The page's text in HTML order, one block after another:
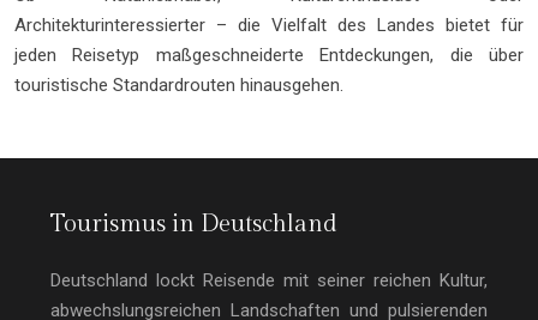
Architekturinteressierter – die Vielfalt des Landes bietet für
jeden Reisetyp maßgeschneiderte Entdeckungen, die über
touristische Standardrouten hinausgehen.
Tourismus in Deutschland
Deutschland lockt Reisende mit seiner reichen Kultur,
abwechslungsreichen Landschaften und pulsierenden